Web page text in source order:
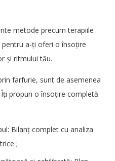
metode precum terapiile
pentru a-ți oferi o însoțire
și ritmului tău.
farfurie, sunt de asemenea
propun o însoțire completă
Bilanț complet cu analiza
;